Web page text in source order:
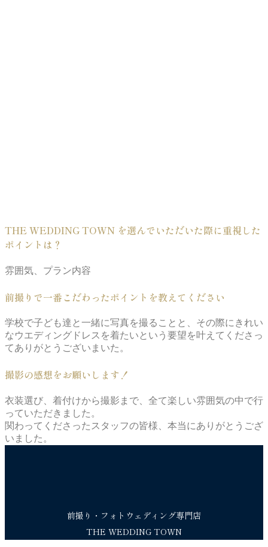
THE WEDDING TOWN を選んでいただいた際に重視した
ポイントは？
雰囲気、プラン内容
前撮りで一番こだわったポイントを教えてください
学校で子ども達と一緒に写真を撮ることと、その際にきれい
なウエディングドレスを着たいという要望を叶えてくださっ
てありがとうございまいた。
撮影の感想をお願いします！
衣装選び、着付けから撮影まで、全て楽しい雰囲気の中で行
っていただきました。
関わってくださったスタッフの皆様、本当にありがとうござ
いました。
前撮り・フォトウェディング専門店
THE WEDDING TOWN